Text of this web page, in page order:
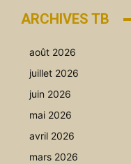
ARCHIVES TB
août 2026
juillet 2026
juin 2026
mai 2026
avril 2026
mars 2026